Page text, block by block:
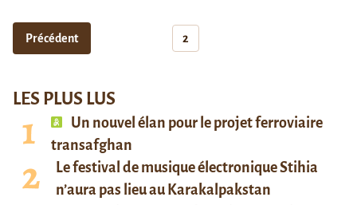
Précédent 2
LES PLUS LUS
Un nouvel élan pour le projet ferroviaire
transafghan
Le festival de musique électronique Stihia
n’aura pas lieu au Karakalpakstan